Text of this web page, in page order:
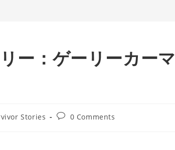
ー：ゲーリーカー
Stories
Post0 Comments